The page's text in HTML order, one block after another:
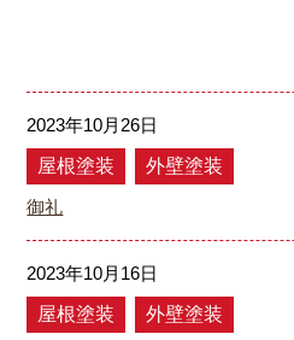
2023年10月26日
屋根塗装
外壁塗装
御礼
2023年10月16日
屋根塗装
外壁塗装